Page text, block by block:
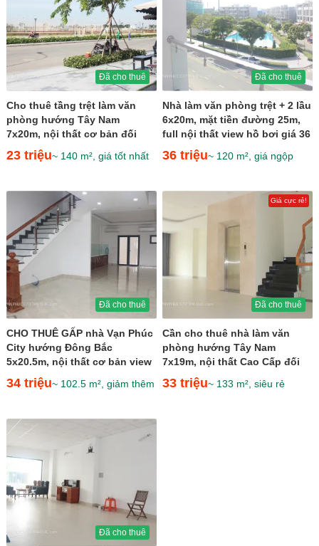
Đã cho thuê
Cho thuê tầng trệt làm văn
phòng hướng Tây Nam
7x20m, nội thất cơ bản đối
diện Kênh Sông Trăng giá 23...
23 triệu~ 140 m², giá tốt nhất
Đã cho thuê
Nhà làm văn phòng trệt + 2 lầu
6x20m, mặt tiền đường 25m,
full nội thất view hồ bơi giá 36
36 triệu~ 120 m², giá ngộp
Đã cho thuê
CHO THUÊ GẤP nhà Vạn Phúc
City hướng Đông Bắc
5x20.5m, nội thất cơ bản view
hồ bơi giá 34 triệu
34 triệu~ 102.5 m², giảm thêm
Giá cực rẻ!
Đã cho thuê
Cần cho thuê nhà làm văn
phòng hướng Tây Nam
7x19m, nội thất Cao Cấp đối
diện Kênh Sông Trăng giá 33...
33 triệu~ 133 m², siêu rẻ
Đã cho thuê